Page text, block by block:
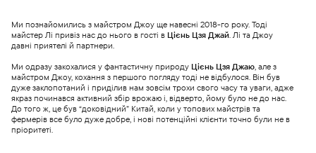
Ми познайомились з майстром Джоу ще навесні 2018-го року. Тоді
майстер Лі привіз нас до нього в гості в Цієнь Цзя Джай . Лі та Джоу
давні приятелі й партнери.
Ми одразу закохалися у фантастичну природу Цієнь Цзя Джаю , але з
майстром Джоу, кохання з першого погляду тоді не відбулося. Він був
дуже заклопотаний і приділив нам зовсім трохи свого часу та уваги, адже
якраз починався активний збір врожаю і, відверто, йому було не до нас.
До того ж, це був “доковідний” Китай, коли у топових майстрів та
фермерів все було дуже добре, і нові потенційні клієнти точно були не в
пріоритеті.